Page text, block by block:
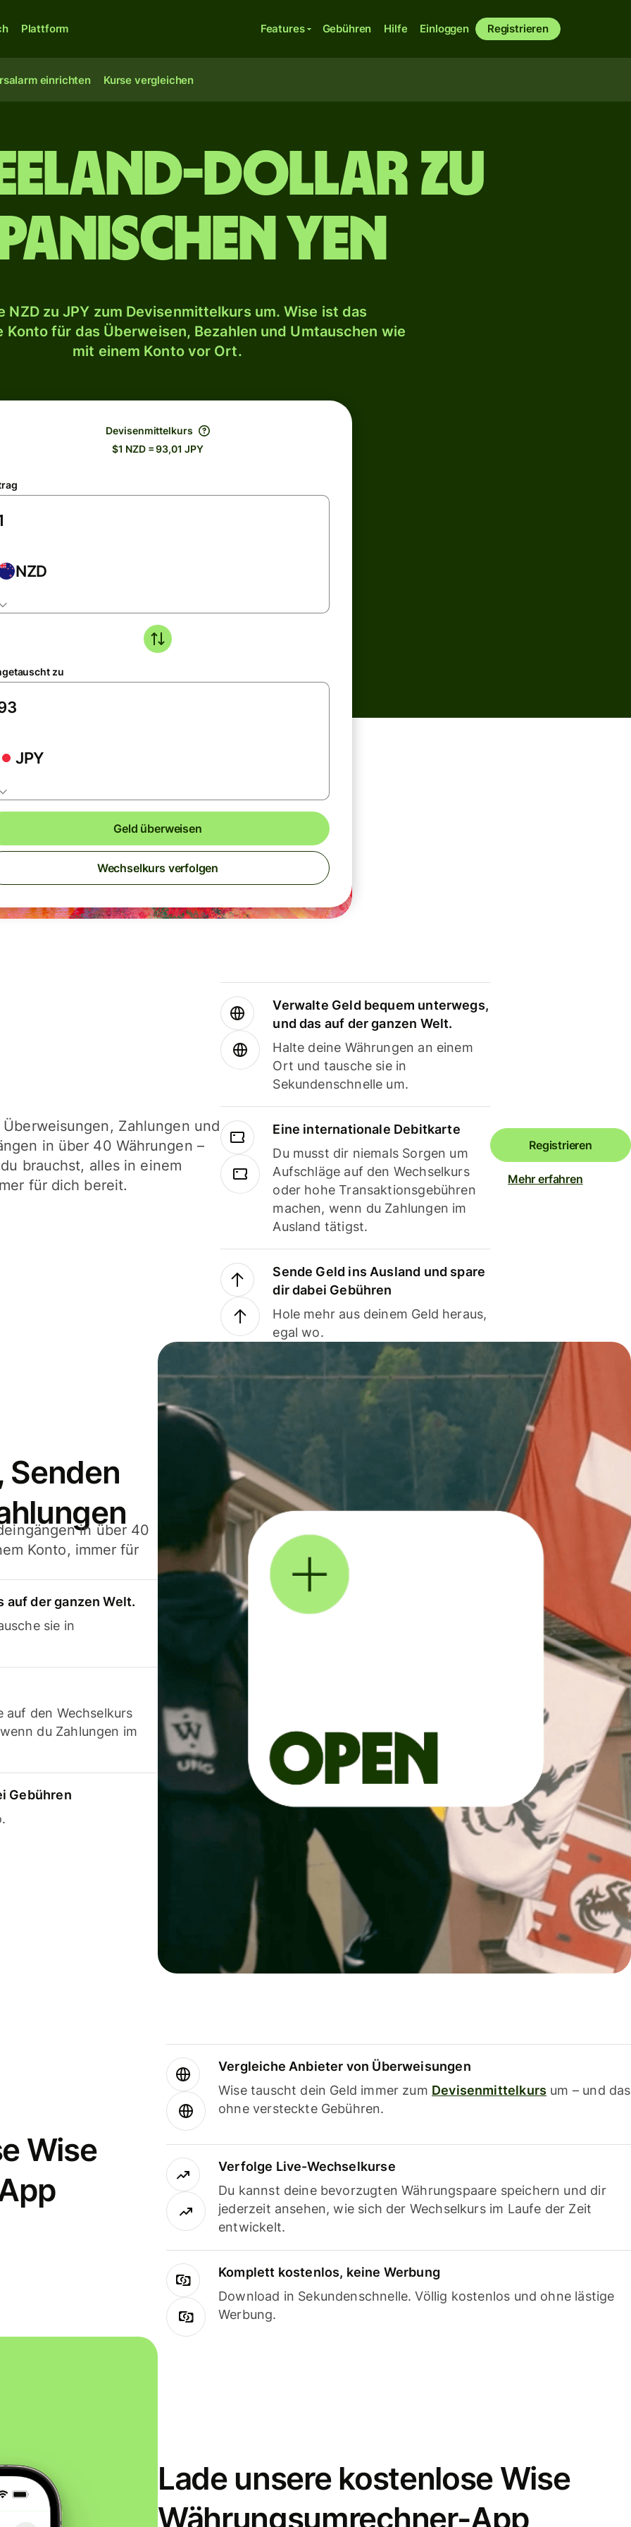
Plattform Features Gebühren Hilfe Einloggen Registrieren
einrichten Kurse vergleichen
Dollar zu
Yen
NZD zu JPY zum Devisenmittelkurs um. Wise ist das
Konto für das Überweisen, Bezahlen und Umtauschen wie
mit einem Konto vor Ort.
Devisenmittelkurs
$1 NZD = 93,01 JPY
NZD
zu
JPY
Geld überweisen
Wechselkurs verfolgen
Zahlungen und
in über 40 Währungen –
brauchst, alles in einem
für dich bereit.
Verwalte Geld bequem unterwegs,
und das auf der ganzen Welt.
Halte deine Währungen an einem
Ort und tausche sie in
Sekundenschnelle um.
Eine internationale Debitkarte
Du musst dir niemals Sorgen um
Aufschläge auf den Wechselkurs
oder hohe Transaktionsgebühren
machen, wenn du Zahlungen im
Ausland tätigst.
Sende Geld ins Ausland und spare
dir dabei Gebühren
Hole mehr aus deinem Geld heraus,
egal wo.
Registrieren
Mehr erfahren
Senden
in über 40
Konto, immer für
auf der ganzen Welt.
sie in
auf den Wechselkurs
du Zahlungen im
Gebühren
Wise
Vergleiche Anbieter von Überweisungen
Wise tauscht dein Geld immer zum Devisenmittelkurs um – und das
ohne versteckte Gebühren.
Verfolge Live-Wechselkurse
Du kannst deine bevorzugten Währungspaare speichern und dir
jederzeit ansehen, wie sich der Wechselkurs im Laufe der Zeit
entwickelt.
Komplett kostenlos, keine Werbung
Download in Sekundenschnelle. Völlig kostenlos und ohne lästige
Werbung.
Lade unsere kostenlose Wise
Währungsumrechner-App